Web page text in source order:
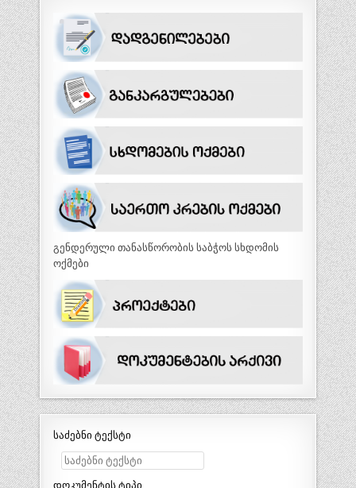
გენდერული თანასწორობის საბჭოს სხდომის
ოქმები
საძებნი ტექსტი
დოკუმენტის ტიპი